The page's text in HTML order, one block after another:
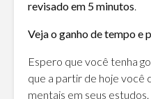
revisado em 5 minutos
Veja o ganho de tempo e
Espero que você tenha
que a partir de hoje você
mentais em seus estudos.